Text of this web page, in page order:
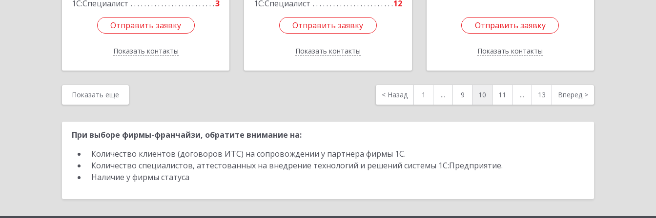
1С:Специалист
3
Отправить заявку
Показать контакты
Отправить заявку
Назад
1С:Специалист
12
Отправить заявку
Показать контакты
Отправить заявку
Назад
Отправить заявку
Показать контакты
Отправить заявку
Назад
Показать еще < Назад 1 ... 9 10 11 ... 13 Вперед >
При выборе фирмы-франчайзи, обратите внимание на:
Количество клиентов (договоров ИТС) на сопровождении у партнера фирмы 1С.
Количество специалистов, аттестованных на внедрение технологий и решений системы 1С:Предприятие.
Наличие у фирмы статуса